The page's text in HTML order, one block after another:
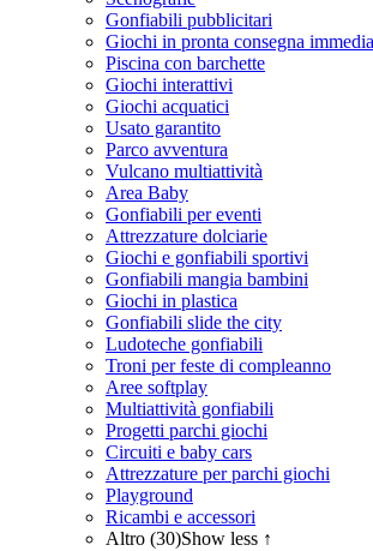
Gonfiabili pubblicitari
Giochi in pronta consegna
Piscina con barchette
Giochi interattivi
Giochi acquatici
Usato garantito
Parco avventura
Vulcano multiattività
Area Baby
Gonfiabili per eventi
Attrezzature dolciarie
Giochi e gonfiabili sportivi
Gonfiabili mangia bambini
Giochi in plastica
Gonfiabili slide the city
Ludoteche gonfiabili
Troni per feste di compleanno
Aree softplay
Multiattività gonfiabili
Progetti parchi giochi
Circuiti e baby cars
Attrezzature per parchi giochi
Playground
Ricambi e accessori
Altro (30)Show less ↑